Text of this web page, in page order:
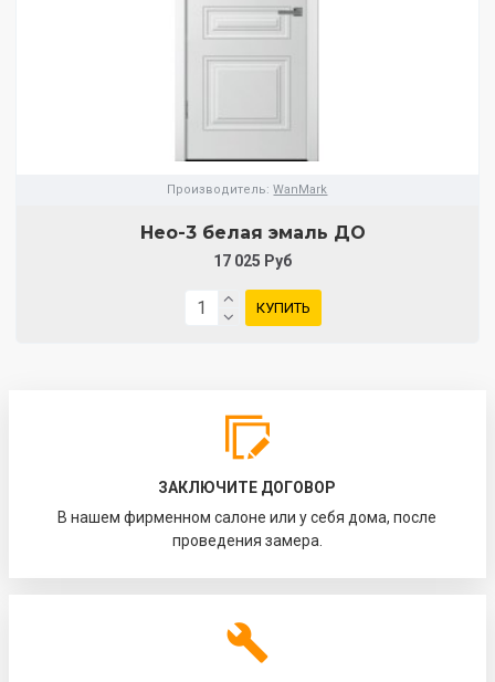
Производитель: WanMark
Нео-3 белая эмаль ДО
17 025 Руб
КУПИТЬ
ЗАКЛЮЧИТЕ ДОГОВОР
В нашем фирменном салоне или у себя дома, после
проведения замера.